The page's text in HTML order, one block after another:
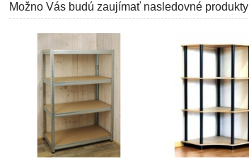
Možno Vás budú zaujímať nasledovné produkty